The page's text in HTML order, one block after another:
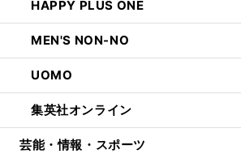
HAPPY PLUS ONE
MEN'S NON-NO
UOMO
集英社オンライン
芸能・情報・スポーツ